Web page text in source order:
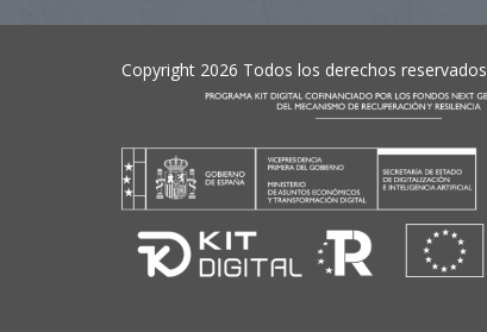
Copyright 2026 Todos los derechos reservados